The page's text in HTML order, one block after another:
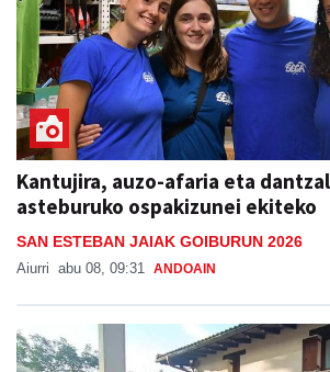
Kantujira, auzo-afaria eta
asteburuko ospakizunei ekiteko
SAN ESTEBAN JAIAK GOIBURUN 2026
Aiurri abu 08, 09:31 ANDOAIN